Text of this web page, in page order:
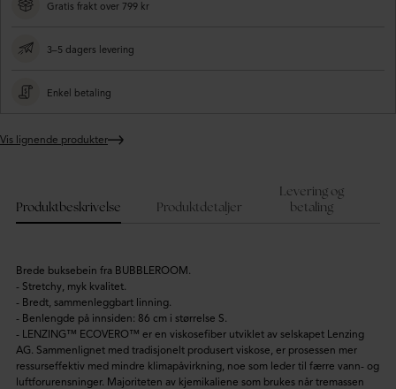
Gratis frakt over 799 kr
3–5 dagers levering
Enkel betaling
Vis lignende produkter
handlekurven
Produktbeskrivelse Produktdetaljer
Levering og
betaling
Brede buksebein fra BUBBLEROOM.
- Stretchy, myk kvalitet.
- Bredt, sammenleggbart linning.
- Benlengde på innsiden: 86 cm i størrelse S.
- LENZING™ ECOVERO™ er en viskosefiber utviklet av selskapet Lenzing
AG. Sammenlignet med tradisjonelt produsert viskose, er prosessen mer
ressurseffektiv med mindre klimapåvirkning, noe som leder til færre vann- og
luftforurensninger. Majoriteten av kjemikaliene som brukes når tremassen